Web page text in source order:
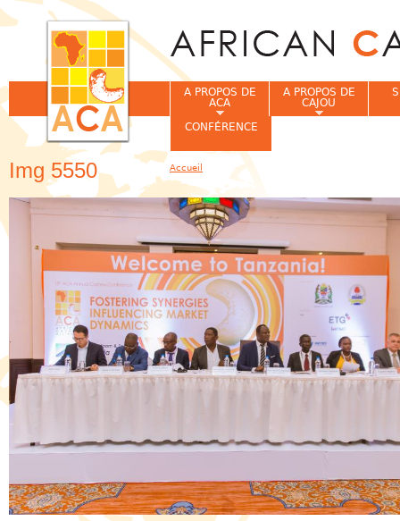
Img 5550
A PROPOS DE
ACA
A PROPOS DE
CAJOU
CONFÉRENCE
Vous êtes ici
Accueil